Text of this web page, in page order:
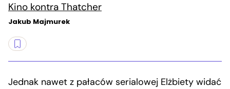
Kino kontra Thatcher
Jakub Majmurek
Jednak nawet z pałaców serialowej Elżbiety widać